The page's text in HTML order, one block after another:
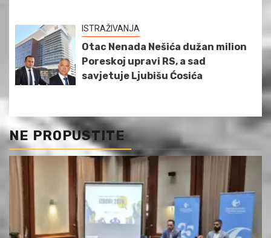
ISTRAŽIVANJA
Otac Nenada Nešića dužan milion
Poreskoj upravi RS, a sad
savjetuje Ljubišu Ćosića
NE PROPUSTITE